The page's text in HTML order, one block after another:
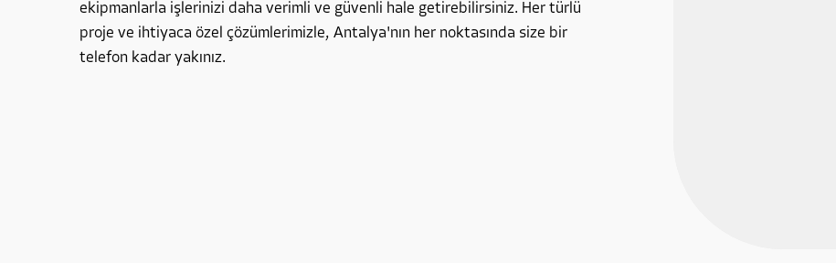
ekipmanlarla işlerinizi daha verimli ve güvenli hale getirebilirsiniz. Her türlü
proje ve ihtiyaca özel çözümlerimizle, Antalya'nın her noktasında size bir
telefon kadar yakınız.